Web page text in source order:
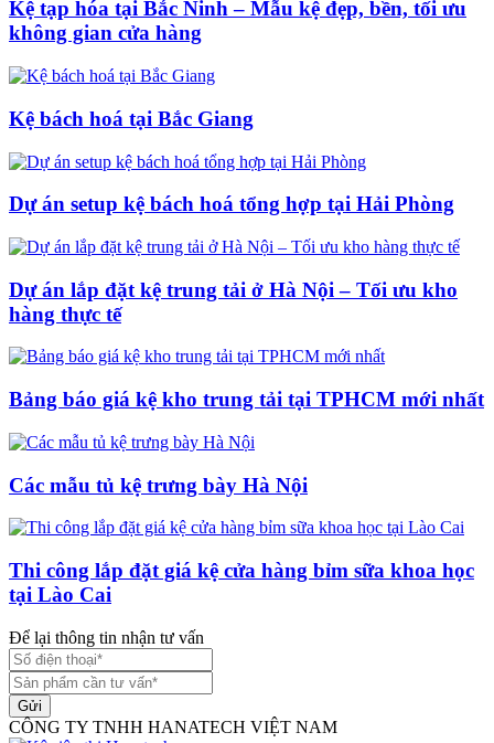
Kệ tạp hóa tại Bắc Ninh – Mẫu kệ đẹp, bền, tối ưu
không gian cửa hàng
Kệ bách hoá tại Bắc Giang
Dự án setup kệ bách hoá tổng hợp tại Hải Phòng
Dự án lắp đặt kệ trung tải ở Hà Nội – Tối ưu kho
hàng thực tế
Bảng báo giá kệ kho trung tải tại TPHCM mới nhất
Các mẫu tủ kệ trưng bày Hà Nội
Thi công lắp đặt giá kệ cửa hàng bỉm sữa khoa học
tại Lào Cai
Để lại thông tin nhận tư vấn
Gửi
CÔNG TY TNHH HANATECH VIỆT NAM